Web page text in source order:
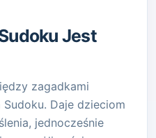
Jest
zagadkami
Daje dzieciom
jednocześnie